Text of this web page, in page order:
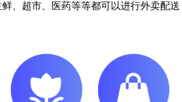
、超市、医药等等都可以进行外卖配